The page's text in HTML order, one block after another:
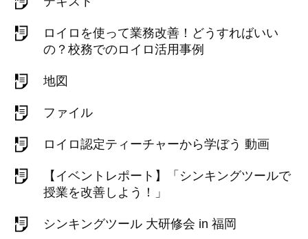
ロイロを使って業務改善！どうすればいい
の？校務でのロイロ活用事例
地図
ファイル
ロイロ認定ティーチャーから学ぼう 動画
【イベントレポート】「シンキングツールで
授業を改善しよう！」
シンキングツール 大研修会 in 福岡